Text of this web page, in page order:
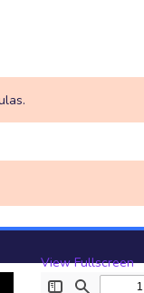
View Fullscreen